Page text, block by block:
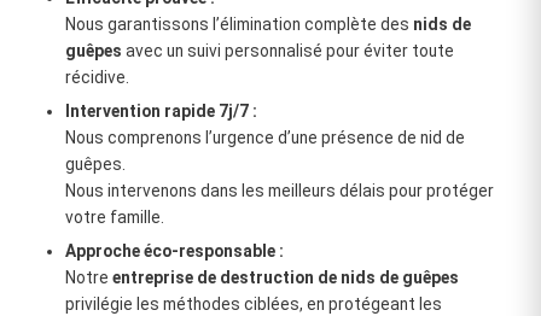
Nous garantissons l’élimination complète des nids de
guêpes avec un suivi personnalisé pour éviter toute
récidive.
Intervention rapide 7j/7 :
Nous comprenons l’urgence d’une présence de nid de
guêpes.
Nous intervenons dans les meilleurs délais pour protéger
votre famille.
Approche éco-responsable :
Notreentreprise de destruction de nids de guêpes
privilégie les méthodes ciblées, en protégeant les